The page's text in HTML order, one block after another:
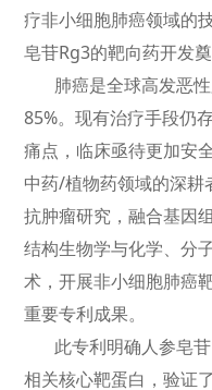
疗非小细胞肺癌领域的
皂苷Rg3的靶向药开发
肺癌是全球高发恶性
85%。现有治疗手段仍
痛点，临床亟待更加安
中药/植物药领域的深耕
抗肿瘤研究，融合基因
结构生物学与化学、分
术，开展非小细胞肺癌
重要专利成果。
此专利明确人参皂苷
相关核心靶蛋白，验证